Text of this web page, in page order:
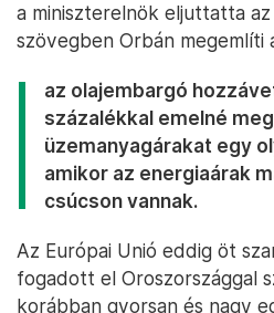
a miniszterelnök eljuttatta
szövegben Orbán megemlíti
az olajembargó
százalékkal emelné
üzemanyagárakat egy
amikor az energiaárak
csúcson vannak.
Az Európai Unió eddig öt
fogadott el Oroszországgal
korábban gyorsan és nagy